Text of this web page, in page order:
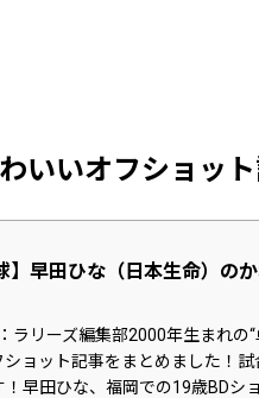
いいオフショッ
】早田ひな（日本生命）の
ラリーズ編集部2000年生まれの“
ショット記事をまとめました！
早田ひな、福岡での19歳BDシ